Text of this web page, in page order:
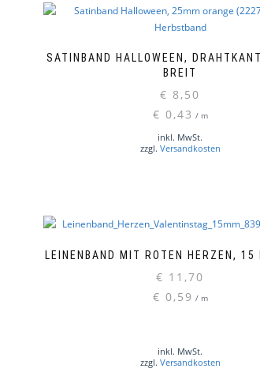
SATINBAND HALLOWEEN,
BREIT
€ 8,50
€ 0,43 / m
inkl. MwSt.
zzgl. Versandkosten
LEINENBAND MIT ROTEN HERZEN, 15
€ 11,70
€ 0,59 / m
inkl. MwSt.
zzgl. Versandkosten